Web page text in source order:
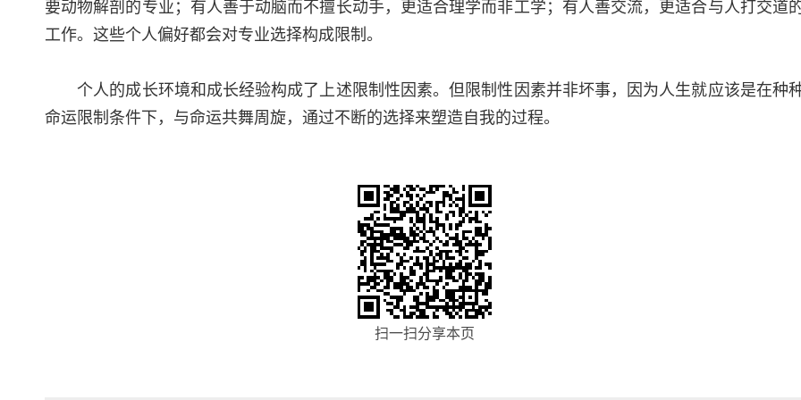
要动物解剖的专业；有人善于动脑而不擅长动手，更适合理学而非工学；有人善交流，更适合与人打交道
工作。这些个人偏好都会对专业选择构成限制。
个人的成长环境和成长经验构成了上述限制性因素。但限制性因素并非坏事，因为人生就应该是在种
命运限制条件下，与命运共舞周旋，通过不断的选择来塑造自我的过程。
扫一扫分享本页